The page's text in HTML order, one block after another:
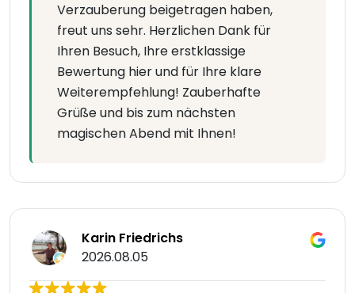
Verzauberung beigetragen haben,
freut uns sehr. Herzlichen Dank für
Ihren Besuch, Ihre erstklassige
Bewertung hier und für Ihre klare
Weiterempfehlung! Zauberhafte
Grüße und bis zum nächsten
magischen Abend mit Ihnen!
Karin Friedrichs
2026.08.05